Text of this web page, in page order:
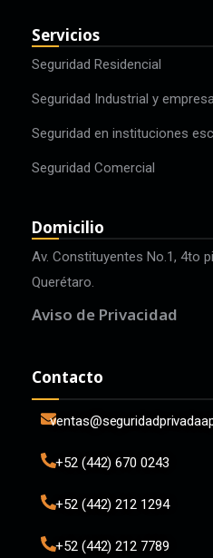
Servicios
Seguridad Residencial
Seguridad Industrial y
Seguridad en instituciones
Seguridad Comercial
Domicilio
Av. Constituyentes No.1, 4to
Querétaro.
Aviso de Privacidad
Contacto
+52 (442) 670 0243
+52 (442) 212 1294
+52 (442) 212 7789